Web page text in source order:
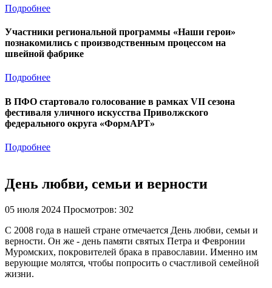
Подробнее
Участники региональной программы «Наши герои»
познакомились с производственным процессом на
швейной фабрике
Подробнее
В ПФО стартовало голосование в рамках VII сезона
фестиваля уличного искусства Приволжского
федерального округа «ФормАРТ»
Подробнее
День любви, семьи и верности
05 июля 2024 Просмотров: 302
С 2008 года в нашей стране отмечается День любви, семьи и
верности. Он же - день памяти святых Петра и Февронии
Муромских, покровителей брака в православии. Именно им
верующие молятся, чтобы попросить о счастливой семейной
жизни.